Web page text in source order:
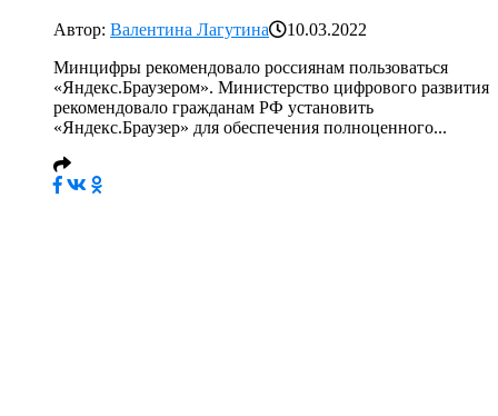
Автор: Валентина Лагутина
10.03.2022
Минцифры рекомендовало россиянам пользоваться
«Яндекс.Браузером». Министерство цифрового развития
рекомендовало гражданам РФ установить
«Яндекс.Браузер» для обеспечения полноценного...